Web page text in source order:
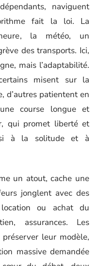
naviguent
fait la loi. La
la météo, un
des transports. Ici,
mais l’adaptabilité.
misent sur la
d’autres patientent en
course longue et
qui promet liberté et
à la solitude et à
un atout, cache une
jonglent avec des
ou achat du
assurances. Les
leur modèle,
massive demandée